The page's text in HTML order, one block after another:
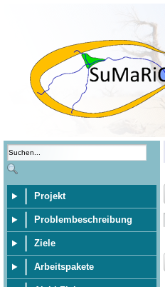
Projekt
Problembeschreibung
Ziele
Arbeitspakete